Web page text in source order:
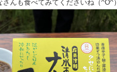
んも食べてみてくださいね（^O^）